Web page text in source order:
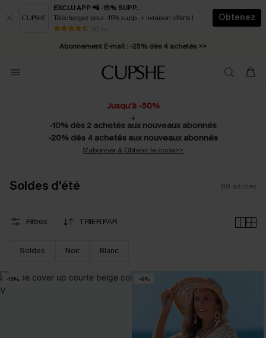
EXCLU APP 📲 -15% SUPP.
Téléchargez pour -15% supp. + livraison offerts !
50 k+
Obtenez
* Livraison éclair 2-3 jours ouvrés >>
Abonnement E-mail : -25% dès 4 achetés >>
Jusqu'à -50%
+
-10% dès 2 achetés aux nouveaux abonnés
-20% dès 4 achetés aux nouveaux abonnés
S'abonner & Obtenir le code>>
Soldes d'été 88 articles
Filtres TRIER PAR
Soldes Noir Blanc
-15% -9%